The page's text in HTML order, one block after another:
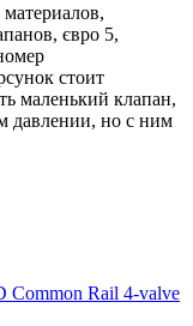
євро 5,
стоит
маленький клапан,
давлении, но с ним
Common Rail 4-valve